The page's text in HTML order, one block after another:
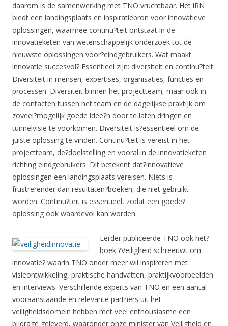
daarom is de samenwerking met TNO vruchtbaar. Het iRN
biedt een landingsplaats en inspiratiebron voor innovatieve
oplossingen, waarmee continu?teit ontstaat in de
innovatieketen van wetenschappelijk onderzoek tot de
nieuwste oplossingen voor?eindgebruikers. Wat maakt
innovatie succesvol? Essentieel zijn: diversiteit en continu?teit.
Diversiteit in mensen, expertises, organisaties, functies en
processen. Diversiteit binnen het projectteam, maar ook in
de contacten tussen het team en de dagelijkse praktijk om
zoveel?mogelijk goede idee?n door te laten dringen en
tunnelvisie te voorkomen. Diversiteit is?essentieel om de
juiste oplossing te vinden. Continu?teit is vereist in het
projectteam, de?doelstelling en vooral in de innovatieketen
richting eindgebruikers. Dit betekent dat?innovatieve
oplossingen een landingsplaats vereisen. Niets is
frustrerender dan resultaten?boeken, die niet gebruikt
worden. Continu?teit is essentieel, zodat een goede?
oplossing ook waardevol kan worden.
Eerder publiceerde TNO ook het?
boek ?Veiligheid schreeuwt om
innovatie? waarin TNO onder meer wil inspireren met
visieontwikkeling, praktische handvatten, praktijkvoorbeelden
en interviews. Verschillende experts van TNO en een aantal
vooraanstaande en relevante partners uit het
veiligheidsdomein hebben met veel enthousiasme een
bijdrage geleverd, waaronder onze minister van Veiligheid en